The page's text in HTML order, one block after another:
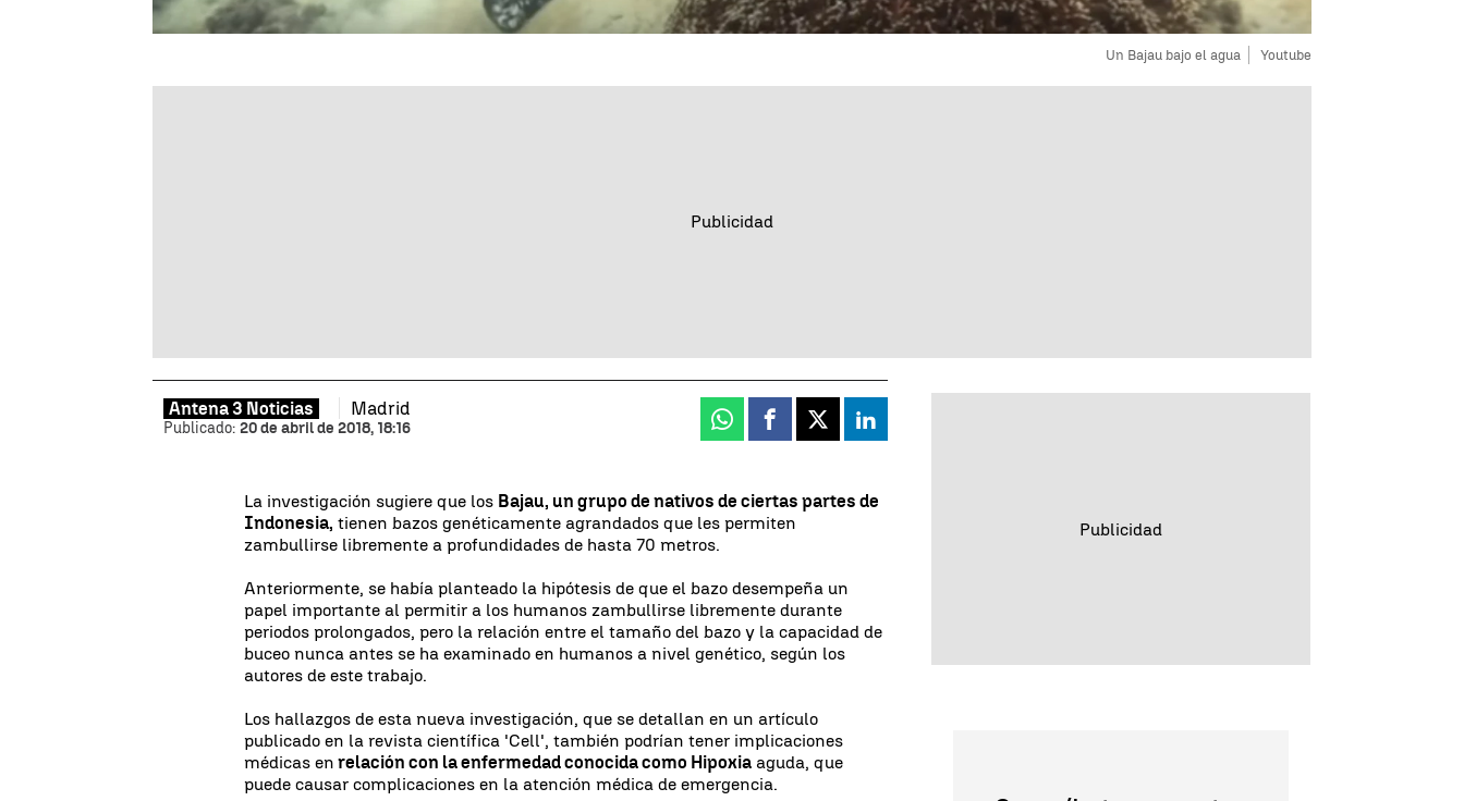
Un Bajau bajo el agua Youtube
Antena 3 Noticias Madrid
Publicado: 20 de abril de 2018, 18:16 Whatsapp
Facebook
X Linkedin
La investigación sugiere que los Bajau, un grupo de nativos de ciertas partes de
Indonesia, tienen bazos genéticamente agrandados que les permiten
zambullirse libremente a profundidades de hasta 70 metros.
Anteriormente, se había planteado la hipótesis de que el bazo desempeña un
papel importante al permitir a los humanos zambullirse libremente durante
periodos prolongados, pero la relación entre el tamaño del bazo y la capacidad de
buceo nunca antes se ha examinado en humanos a nivel genético, según los
autores de este trabajo.
Los hallazgos de esta nueva investigación, que se detallan en un artículo
publicado en la revista científica 'Cell', también podrían tener implicaciones
médicas en relación con la enfermedad conocida como Hipoxia aguda, que
puede causar complicaciones en la atención médica de emergencia.